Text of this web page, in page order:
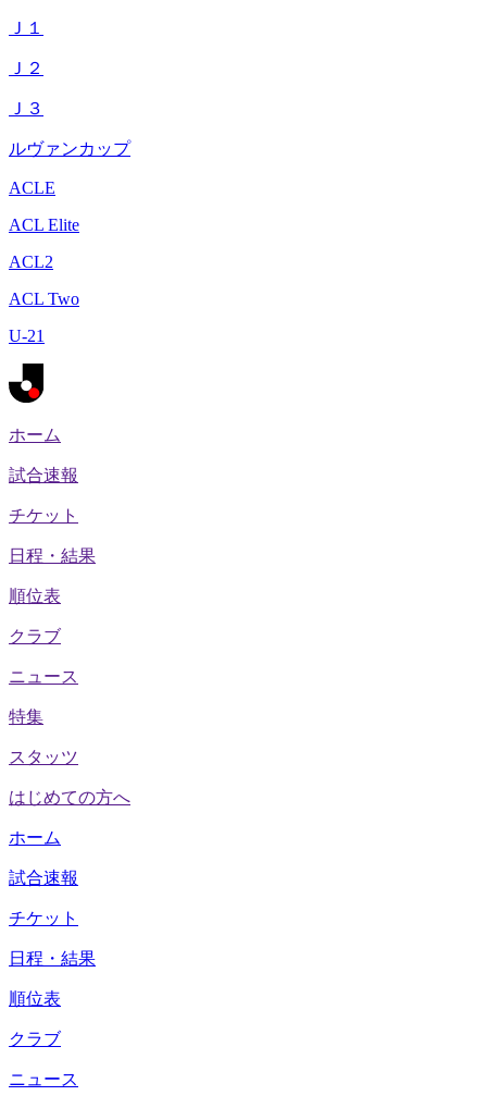
Ｊ１
Ｊ２
Ｊ３
ルヴァンカップ
ACLE
ACL Elite
ACL2
ACL Two
U-21
ホーム
試合速報
チケット
日程・結果
順位表
クラブ
ニュース
特集
スタッツ
はじめての方へ
ホーム
試合速報
チケット
日程・結果
順位表
クラブ
ニュース